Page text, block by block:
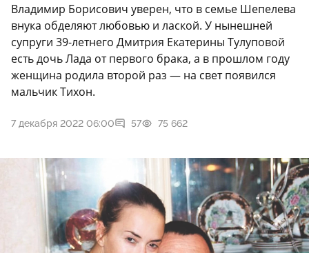
Владимир Борисович уверен, что в семье Шепелева
внука обделяют любовью и лаской. У нынешней
супруги 39-летнего Дмитрия Екатерины Тулуповой
есть дочь Лада от первого брака, а в прошлом году
женщина родила второй раз — на свет появился
мальчик Тихон.
7 декабря 2022 06:00 57 75 662